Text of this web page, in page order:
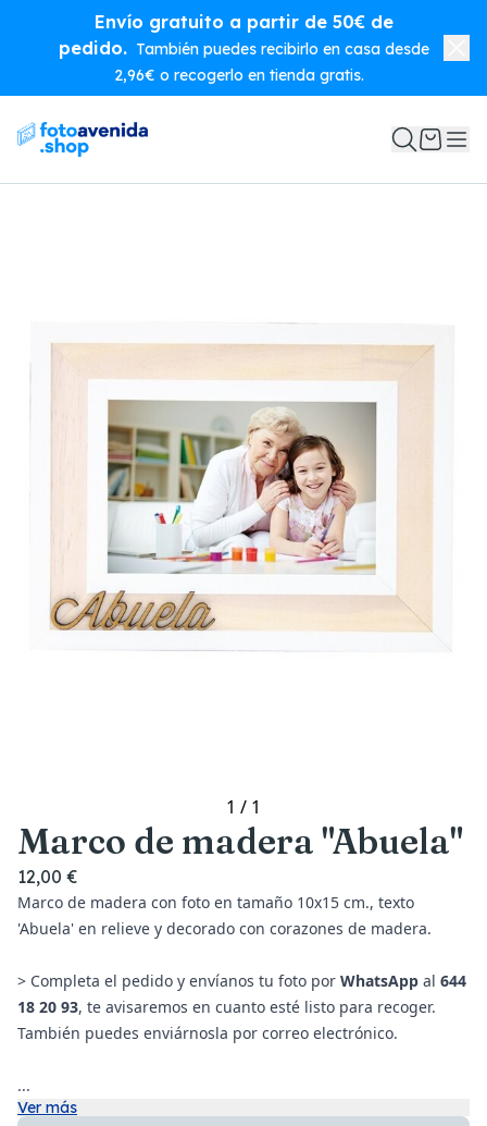
Envío gratuito a partir de 50€ de
pedido. También puedes recibirlo en casa desde
2,96€ o recogerlo en tienda gratis.
1 / 1
Marco de madera "Abuela"
12,00 €
Marco de madera con foto en tamaño 10x15 cm., texto
'Abuela' en relieve y decorado con corazones de madera.
> Completa el pedido y envíanos tu foto por WhatsApp al 644
18 20 93, te avisaremos en cuanto esté listo para recoger.
También puedes enviárnosla por correo electrónico.
...
Ver más